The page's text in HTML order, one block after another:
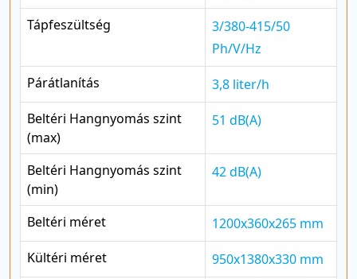
Tápfeszültség
3/380-415/50
Ph/V/Hz
Párátlanítás
3,8 liter/h
Beltéri Hangnyomás szint
(max)
51 dB(A)
Beltéri Hangnyomás szint
(min)
42 dB(A)
Beltéri méret
1200x360x265 mm
Kültéri méret
950x1380x330 mm